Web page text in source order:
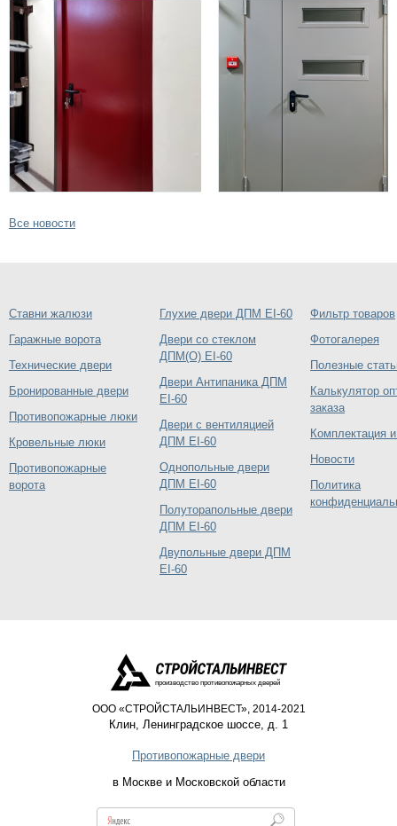
Все новости
Ставни жалюзи
Гаражные ворота
Технические двери
Бронированные двери
Противопожарные люки
Кровельные люки
Противопожарные
ворота
Глухие двери ДПМ EI-60
Двери со стеклом
ДПМ(О) EI-60
Двери Антипаника ДПМ
EI-60
Двери с вентиляцией
ДПМ EI-60
Однопольные двери
ДПМ EI-60
Полуторапольные двери
ДПМ EI-60
Двупольные двери ДПМ
EI-60
Фильтр товаров
Фотогалерея
Полезные
Калькулятор
заказа
Комплектация
Новости
Политика
производство противопожарных дверей
ООО «СТРОЙСТАЛЬИНВЕСТ», 2014-2021
Клин, Ленинградское шоссе, д. 1
Противопожарные двери
в Москве и Московской области